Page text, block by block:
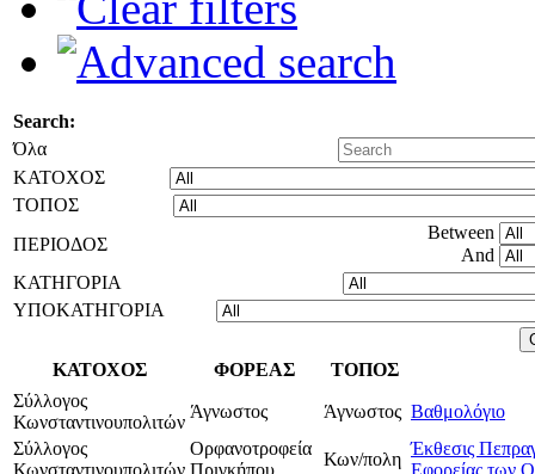
Search:
Όλα
ΚΑΤΟΧΟΣ
ΤΟΠΟΣ
ΠΕΡΙΟΔΟΣ
Between
And
ΚΑΤΗΓΟΡΙΑ
ΥΠΟΚΑΤΗΓΟΡΙΑ
ΚΑΤΟΧΟΣ ΦΟΡΕΑΣ
ΤΟΠΟΣ
Σύλλογος
Κωνσταντινουπολιτών
Άγνωστος Άγνωστος Βαθμολόγιο
Σύλλογος
Κωνσταντινουπολιτών
Ορφανοτροφεία
Πριγκήπου
Κων/πολη
Έκθεσις
Εφορείας των